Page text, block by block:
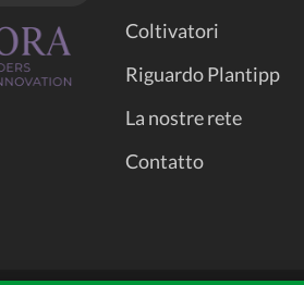
Coltivatori
Riguardo Plantipp
La nostre rete
Contatto